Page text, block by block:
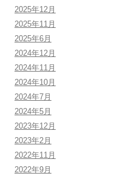
2025年12月
2025年11月
2025年6月
2024年12月
2024年11月
2024年10月
2024年7月
2024年5月
2023年12月
2023年2月
2022年11月
2022年9月